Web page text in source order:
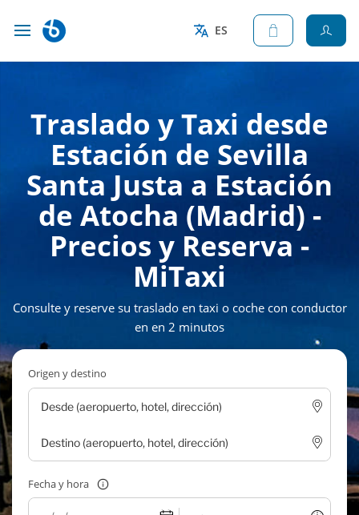
ES
Traslado y Taxi desde
Estación de Sevilla
Santa Justa a Estación
de Atocha (Madrid) -
Precios y Reserva -
MiTaxi
Consulte y reserve su traslado en taxi o coche con conductor
en en 2 minutos
Origen y destino
Fecha y hora